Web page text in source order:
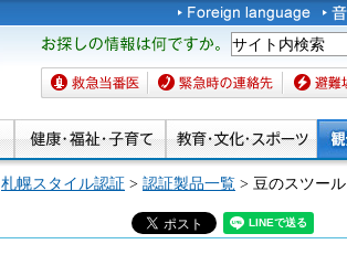
お探しの情報は何です
か。
救急当番医 緊急時の連絡先 避難場所
札幌スタイル認証 > 認証製品一覧 > 豆のスツール